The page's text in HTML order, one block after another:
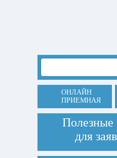
ОНЛАЙН
ПРИЕМНАЯ
Полезные
для